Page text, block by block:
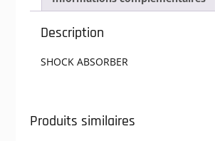
Description
SHOCK ABSORBER
Produits similaires